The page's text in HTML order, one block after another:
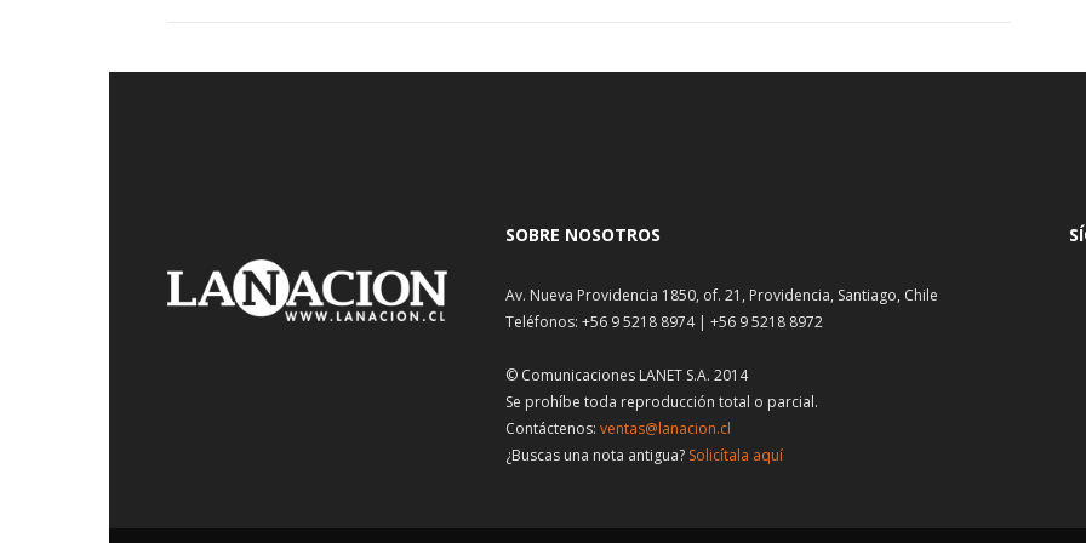
SOBRE NOSOTROS
Av. Nueva Providencia 1850, of. 21, Providencia, Santiago, Chile
Teléfonos: +56 9 5218 8974 | +56 9 5218 8972
© Comunicaciones LANET S.A. 2014
Se prohíbe toda reproducción total o parcial.
Contáctenos: ventas@lanacion.cl
¿Buscas una nota antigua? Solicítala aquí